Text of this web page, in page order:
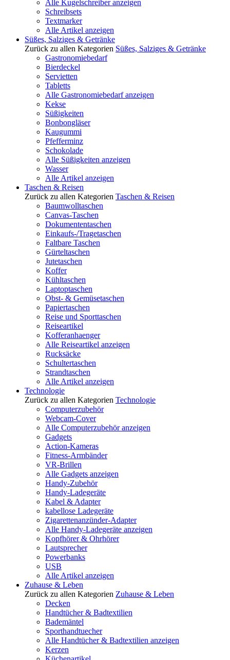
Alle Kugelschreiber anzeigen
Schreibsets
Textmarker
Alle Artikel anzeigen
Süßes, Salziges & Getränke
Zurück zu allen Kategorien Süßes, Salziges & Getränke
Gastronomiebedarf
Bierdeckel
Servietten
Tabletts
Alle Gastronomiebedarf anzeigen
Kekse
Süßigkeiten
Bonbongläser
Kaugummi
Pfefferminz
Schokolade
Alle Süßigkeiten anzeigen
Wasser
Alle Artikel anzeigen
Taschen & Reisen
Zurück zu allen Kategorien Taschen & Reisen
Baumwolltaschen
Canvas-Taschen
Dokumententaschen
Einkaufs-/Tragetaschen
Faltbare Taschen
Gürteltaschen
Jutetaschen
Koffer
Kühltaschen
Laptoptaschen
Obst- & Gemüsetaschen
Papiertaschen
Reise und Sporttaschen
Reiseartikel
Kofferanhaenger
Alle Reiseartikel anzeigen
Rucksäcke
Schultertaschen
Strandtaschen
Alle Artikel anzeigen
Technologie
Zurück zu allen Kategorien Technologie
Computerzubehör
Webcam-Cover
Alle Computerzubehör anzeigen
Gadgets
Action-Kameras
Fitness-Armbänder
VR-Brillen
Alle Gadgets anzeigen
Handy-Zubehör
Handy-Ladegeräte
Kabel & Adapter
kabellose Ladegeräte
Zigarettenanzünder-Adapter
Alle Handy-Ladegeräte anzeigen
Kopfhörer & Ohrhörer
Lautsprecher
Powerbanks
USB
Alle Artikel anzeigen
Zuhause & Leben
Zurück zu allen Kategorien Zuhause & Leben
Decken
Handtücher & Badtextilien
Bademäntel
Sporthandtuecher
Alle Handtücher & Badtextilien anzeigen
Kerzen